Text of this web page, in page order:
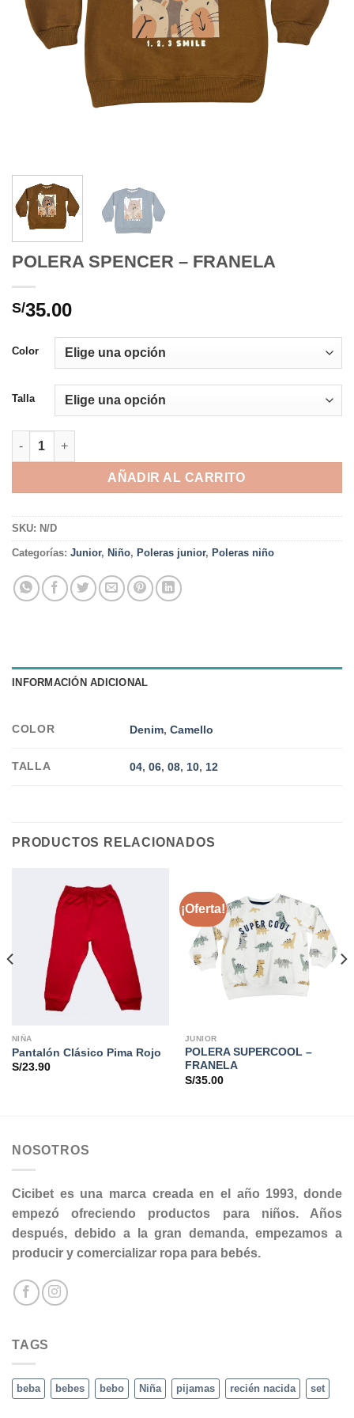
POLERA SPENCER – FRANELA
S/35.00
Color
Talla
POLERA SPENCER - FRANELA cantidad
AÑADIR AL CARRITO
SKU: N/D
Categorías: Junior, Niño, Poleras junior, Poleras niño
INFORMACIÓN ADICIONAL
COLOR Denim,Camello
TALLA 04,06,08, 10, 12
PRODUCTOS RELACIONADOS
NIÑA
Pantalón Clásico Pima Rojo
S/23.90
¡Oferta!
JUNIOR
POLERA SUPERCOOL –
FRANELA
S/35.00
NOSOTROS
Cicibet es una marca creada en el año 1993, donde
empezó ofreciendo productos para niños. Años
después, debido a la gran demanda, empezamos a
producir y comercializar ropa para bebés.
TAGS
beba bebes bebo Niña pijamas recién nacida set